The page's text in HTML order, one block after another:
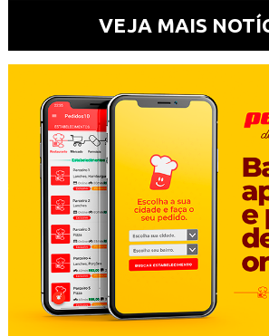
VEJA MAIS